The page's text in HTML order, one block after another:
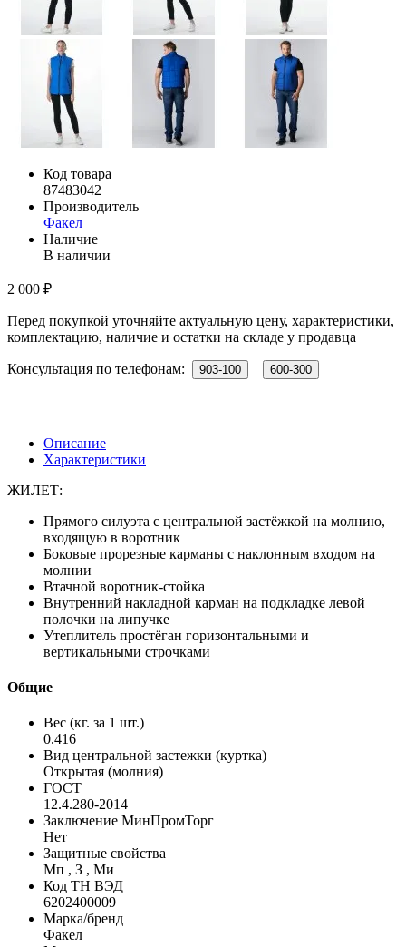
Код товара
87483042
Производитель
Факел
Наличие
В наличии
2 000 ₽
Перед покупкой уточняйте актуальную цену, характеристики,
комплектацию, наличие и остатки на складе у продавца
Консультация по телефонам: 903-100 600-300
Описание
Характеристики
ЖИЛЕТ:
Прямого силуэта с центральной застёжкой на молнию,
входящую в воротник
Боковые прорезные карманы с наклонным входом на
молнии
Втачной воротник-стойка
Внутренний накладной карман на подкладке левой
полочки на липучке
Утеплитель простёган горизонтальными и
вертикальными строчками
Общие
Вес (кг. за 1 шт.)
0.416
Вид центральной застежки (куртка)
Открытая (молния)
ГОСТ
12.4.280-2014
Заключение МинПромТорг
Нет
Защитные свойства
Мп , З , Ми
Код ТН ВЭД
6202400009
Марка/бренд
Факел